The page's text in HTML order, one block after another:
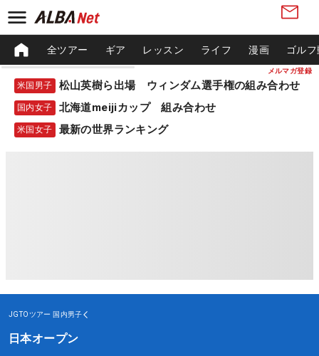
メルマガ登録
全ツアー ギア レッスン ライフ 漫画 ゴル
米国男子 松山英樹ら出場 ウィンダム選手権の組み合わせ
国内女子 北海道meijiカップ 組み合わせ
米国女子 最新の世界ランキング
JGTOツアー 国内男子
日本オープン